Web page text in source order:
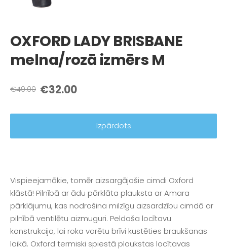
OXFORD LADY BRISBANE
melna/rozā izmērs M
€49.00 €32.00
Izpārdots
Vispieejamākie, tomēr aizsargājošie cimdi Oxford
klāstā! Pilnībā ar ādu pārklāta plauksta ar Amara
pārklājumu, kas nodrošina milzīgu aizsardzību cimdā ar
pilnībā ventilētu aizmuguri. Peldoša locītavu
konstrukcija, lai roka varētu brīvi kustēties braukšanas
laikā. Oxford termiski spiestā plaukstas locītavas